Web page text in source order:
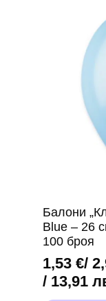
Балони
Blue – 26
100 броя
1,53 €/
/ 13,91
Price